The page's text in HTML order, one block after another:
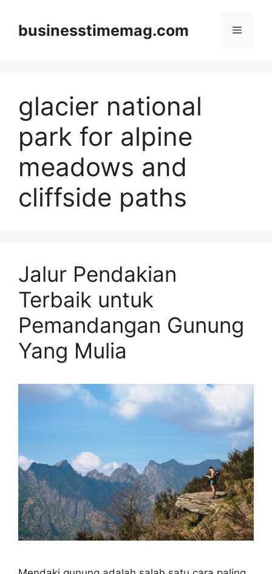
contentbusinesstimemag.com Menu
glacier national
park for alpine
meadows and
cliffside paths
Jalur Pendakian
Terbaik untuk
Pemandangan Gunung
Yang Mulia